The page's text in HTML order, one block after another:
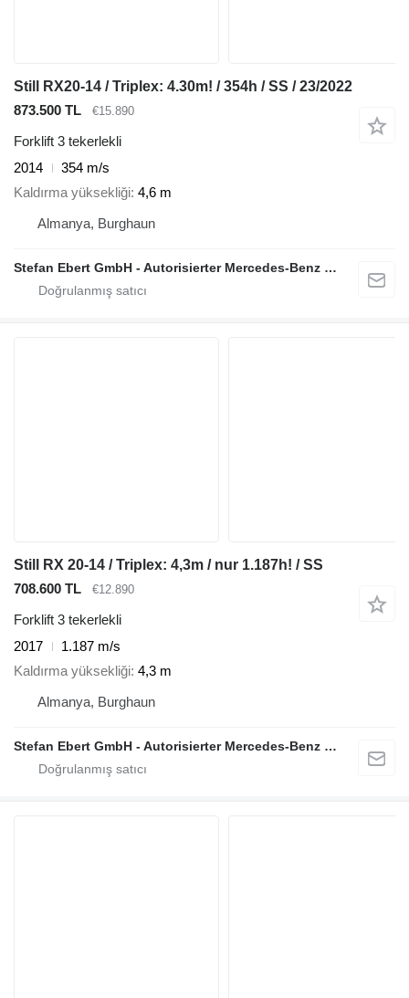
Still RX20-14 / Triplex: 4.30m! / 354h / SS / 23/2022
873.500 TL
€15.890
Forklift 3 tekerlekli
2014
354 m/s
Kaldırma yüksekliği 4,6 m
Almanya, Burghaun
Stefan Ebert GmbH - Autorisierter Mercedes-Benz Servicepartner
Still RX 20-14 / Triplex: 4,3m / nur 1.187h! / SS
708.600 TL
€12.890
Forklift 3 tekerlekli
2017
1.187 m/s
Kaldırma yüksekliği 4,3 m
Almanya, Burghaun
Stefan Ebert GmbH - Autorisierter Mercedes-Benz Servicepartner